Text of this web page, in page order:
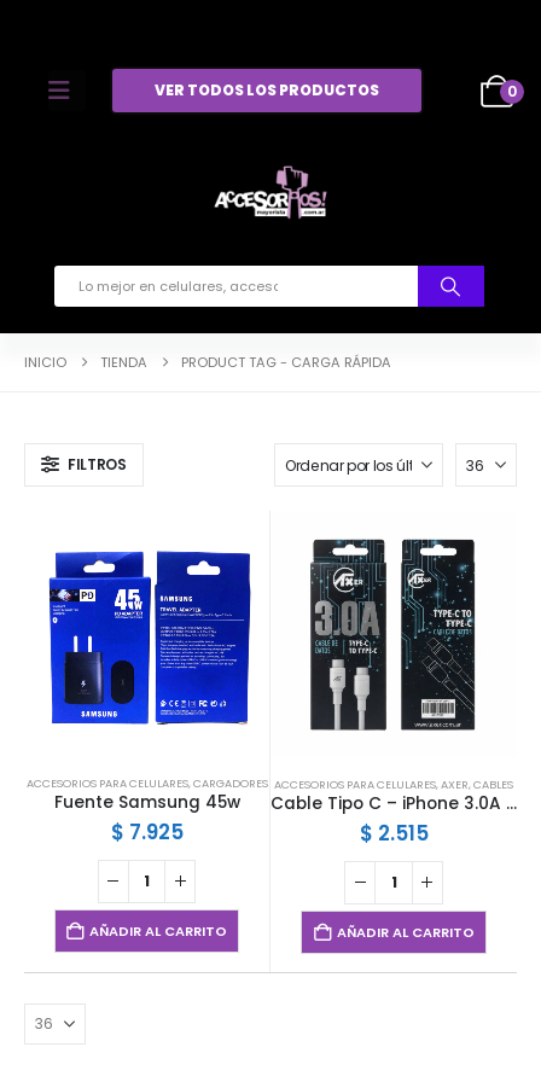
VER TODOS LOS PRODUCTOS 0
INICIO TIENDA PRODUCT TAG - CARGA RÁPIDA
FILTROS
ACCESORIOS PARA CELULARES,CARGADORES
Fuente Samsung 45w
$ 7.925
AÑADIR AL CARRITO
ACCESORIOS PARA CELULARES,AXER,CABLES
Cable Tipo C – iPhone 3.0A 1mts Axer
$ 2.515
AÑADIR AL CARRITO